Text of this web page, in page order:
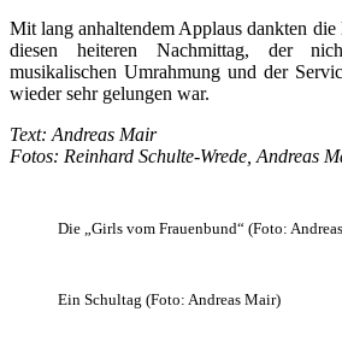
Mit lang anhaltendem Applaus dankten
diesen heiteren Nachmittag, der
musikalischen Umrahmung und der
wieder sehr gelungen war.
Text: Andreas Mair
Fotos: Reinhard Schulte-Wrede, Andreas
Die „Girls vom Frauenbund“ (Foto:
Ein Schultag (Foto: Andreas Mair)